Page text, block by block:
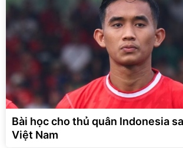
Bài học cho thủ quân Indonesia
Việt Nam